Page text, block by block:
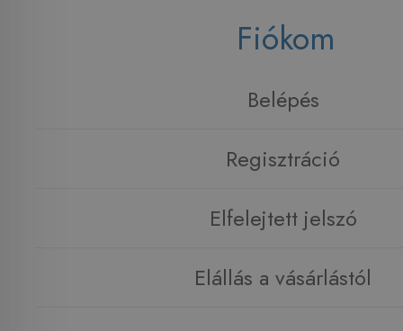
Fiókom
Belépés
Regisztráció
Elfelejtett jelszó
Elállás a vásárlástól